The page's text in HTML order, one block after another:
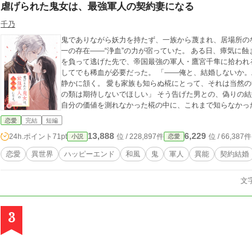
虐げられた鬼女は、最強軍人の契約妻になる
千乃
鬼でありながら妖力を持たず、一族から蔑まれ、居場所
一の存在――“浄血”の力が宿っていた。 ある日、瘴気に蝕まれ妖魔と成り果てた同族に匂いを嗅ぎつけられ、深手
を負って逃げた先で、帝国最強の軍人・鷹宮千隼に拾わ
してでも稀血が必要だった。 「――俺と、結婚しないか。あくまで“契約”として」 彼が提示した契約に、椛はただ
静かに頷く。 愛も家族も知らぬ椛にとって、それは当然の答えだった。 「俺にとって何より
の類は期待しないでほしい」 そう告げた男との、偽りの結婚生活。 しかし千隼と過ごすうち、役に立つことでしか
自分の価値を測れなかった椛の中に、これまで知らなか
恋愛 完結 短編
24h.ポイント 71pt 小説 13,888 位 / 228,897件 恋愛 6,229 位 / 66,387件
恋愛 異世界 ハッピーエンド 和風 鬼 軍人 異能 契約結婚
文
3